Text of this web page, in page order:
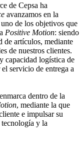
de Cepsa ha
avanzamos en la
de los objetivos que
Positive Motion: siendo
de artículos, mediante
de nuestros clientes.
capacidad logística de
servicio de entrega a
dentro de la
, mediante la que
e impulsar su
y la